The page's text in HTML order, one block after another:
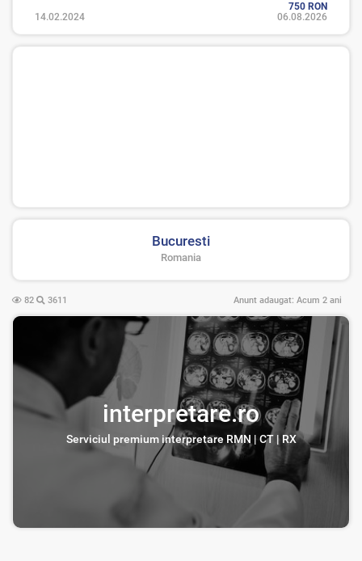
750 RON
14.02.2024
06.08.2026
Bucuresti
Romania
82 3611 Anunt adaugat: Acum 2 ani
interpretare.ro
Serviciul premium interpretare RMN | CT | RX